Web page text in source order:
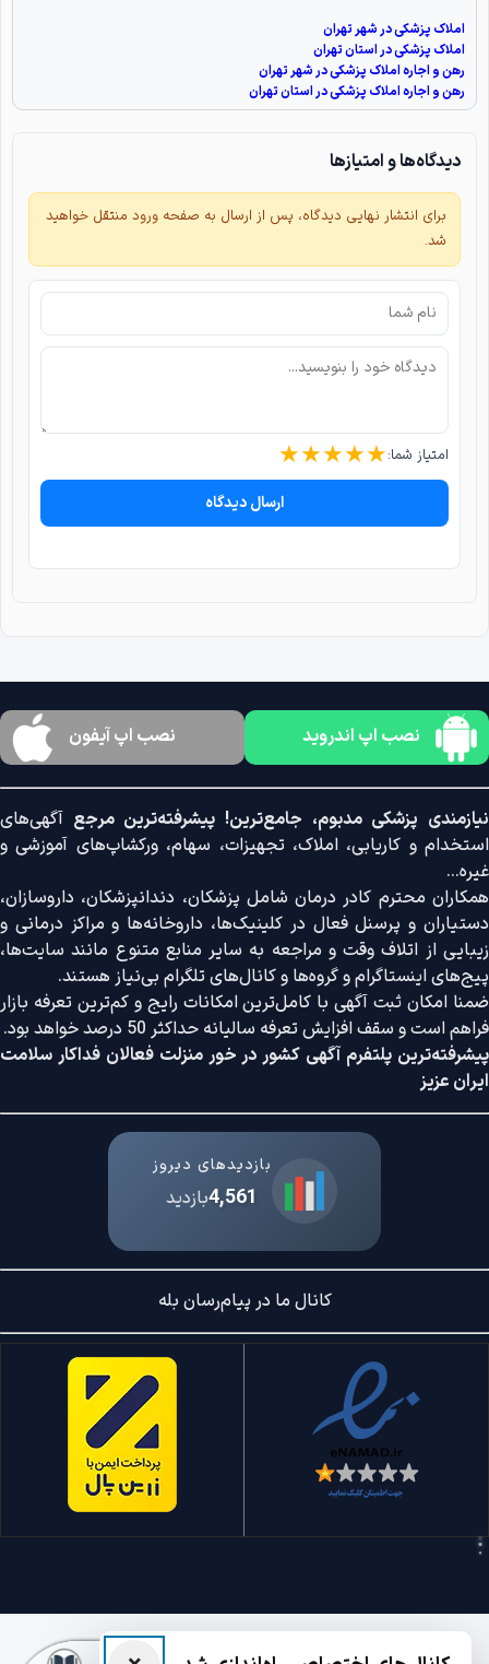
املاک پزشکی در شهر تهران
املاک پزشکی در استان تهران
رهن و اجاره املاک پزشکی در شهر تهران
رهن و اجاره املاک پزشکی در استان تهران
دیدگاه‌ها و امتیازها
برای انتشار نهایی دیدگاه، پس از ارسال به صفحه ورود منتقل خواهید
شد.
امتیاز شما: ★★★★★
ارسال دیدگاه
نصب اپ اندروید نصب اپ آیفون
نیازمندی پزشکی مدبوم، جامع‌ترین! پیشرفته‌ترین مرجع آگهی‌های
استخدام و کاریابی، املاک، تجهیزات، سهام، ورکشاپ‌های آموزشی و
غیره...
همکاران محترم کادر درمان شامل پزشکان، دندانپزشکان، داروسازان،
دستیاران و پرسنل فعال در کلینیک‌ها، داروخانه‌ها و مراکز درمانی و
زیبایی از اتلاف وقت و مراجعه به سایر منابع متنوع مانند سایت‌ها،
پیج‌های اینستاگرام و گروه‌ها و کانال‌های تلگرام بی‌نیاز هستند.
ضمنا امکان ثبت آگهی با کامل‌ترین امکانات رایج و کم‌ترین تعرفه بازار
فراهم است و سقف افزایش تعرفه سالیانه حداکثر 50 درصد خواهد بود.
پیشرفته‌ترین پلتفرم آگهی کشور در خور منزلت فعالان فداکار سلامت
ایران عزیز
بازدیدهای دیروز
4,561بازدید
کانال ما در پیام‌رسان بله